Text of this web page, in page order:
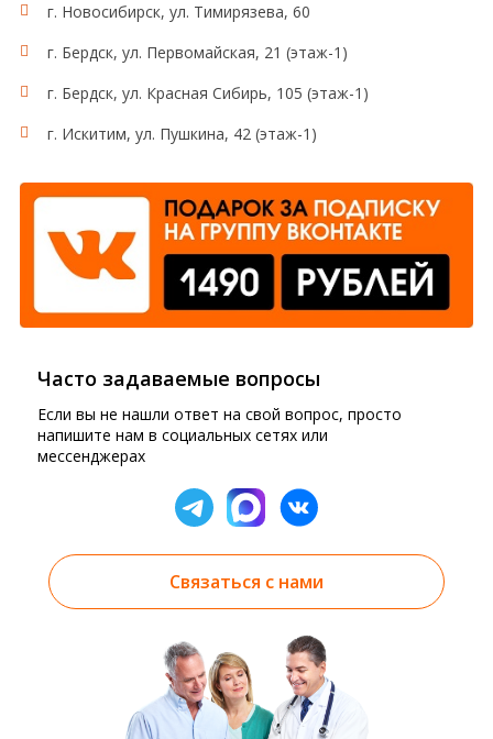
г. Новосибирск, ул. Тимирязева, 60
г. Бердск, ул. Первомайская, 21 (этаж-1)
г. Бердск, ул. Красная Сибирь, 105 (этаж-1)
г. Искитим, ул. Пушкина, 42 (этаж-1)
Часто задаваемые вопросы
Если вы не нашли ответ на свой вопрос, просто
напишите нам в социальных сетях или
мессенджерах
Связаться с нами